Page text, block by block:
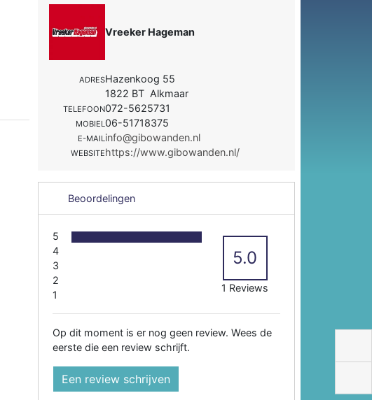
Vreeker Hageman
ADRESHazenkoog 55
1822 BT Alkmaar
TELEFOON072-5625731
MOBIEL06-51718375
E-MAILinfo@gibowanden.nl
WEBSITEhttps://www.gibowanden.nl/
Beoordelingen
5
4
3
2
1
5.0
1 Reviews
Op dit moment is er nog geen review. Wees de
eerste die een review schrijft.
Een review schrijven